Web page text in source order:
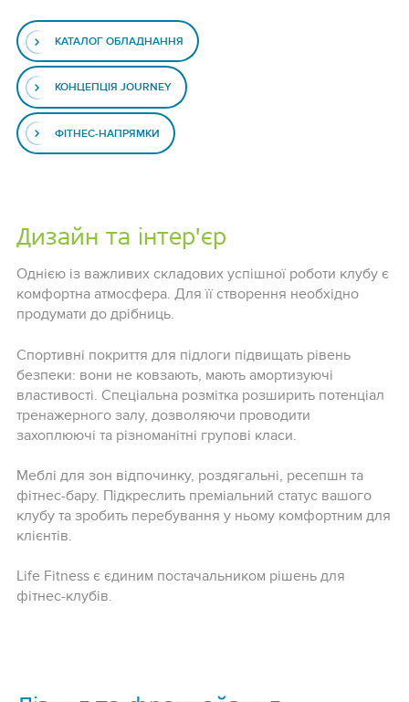
КАТАЛОГ ОБЛАДНАННЯ
КОНЦЕПЦІЯ JOURNEY
ФІТНЕС-НАПРЯМКИ
Дизайн та інтер'єр
Однією із важливих складових успішної роботи клубу є
комфортна атмосфера. Для її створення необхідно
продумати до дрібниць.
Спортивні покриття для підлоги підвищать рівень
безпеки: вони не ковзають, мають амортизуючі
властивості. Спеціальна розмітка розширить потенціал
тренажерного залу, дозволяючи проводити
захоплюючі та різноманітні групові класи.
Меблі для зон відпочинку, роздягальні, ресепшн та
фітнес-бару. Підкреслить преміальний статус вашого
клубу та зробить перебування у ньому комфортним для
клієнтів.
Life Fitness є єдиним постачальником рішень для
фітнес-клубів.